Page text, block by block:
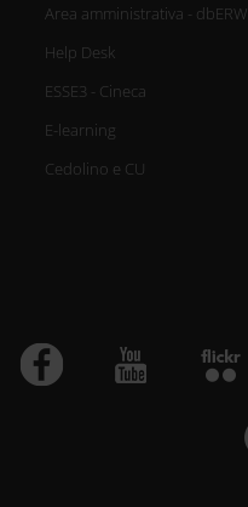
Area amministrativa - dbERW
Help Desk
ESSE3 - Cineca
E-learning
Cedolino e CU